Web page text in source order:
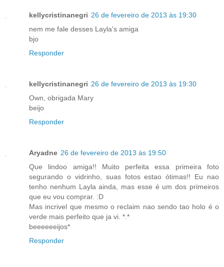
kellycristinanegri 26 de fevereiro de 2013 às 19:30
nem me fale desses Layla's amiga
bjo
Responder
kellycristinanegri 26 de fevereiro de 2013 às 19:30
Own, obrigada Mary
beijo
Responder
Aryadne 26 de fevereiro de 2013 às 19:50
Que lindoo amiga!! Muito perfeita essa primeira foto
segurando o vidrinho, suas fotos estao ótimas!! Eu nao
tenho nenhum Layla ainda, mas esse é um dos primeiros
que eu vou comprar. :D
Mas incrivel que mesmo o reclaim nao sendo tao holo é o
verde mais perfeito que ja vi. *.*
beeeeeeijos*
Responder